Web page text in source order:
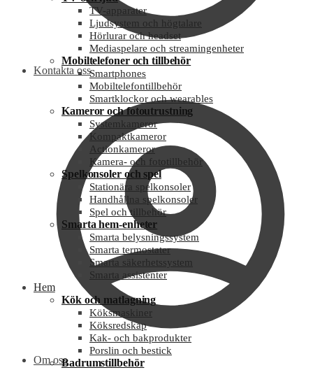
Kontakta oss
Om oss
TV-apparater
Ljudsystem och högtalare
Hörlurar och headset
Mediaspelare och streamingenheter
Mobiltelefoner och tillbehör
Smartphones
Mobiltelefontillbehör
Smartklockor och wearables
Kameror och fotoutrustning
Systemkameror
Kompaktkameror
Actionkameror
Kamera- och fototillbehör
Spelkonsoler och spel
Stationära spelkonsoler
Handhållna spelkonsoler
Spel och tillbehör
Smarta hem-enheter
Smarta belysningssystem
Smarta termostater
Smarta säkerhetssystem
Smarta assistenter
Hem
Kök och matlagning
Köksmaskiner
Köksredskap
Kak- och bakprodukter
Porslin och bestick
Badrumstillbehör